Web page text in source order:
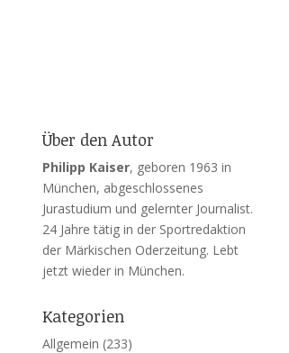
Über den Autor
Philipp Kaiser, geboren 1963 in
München, abgeschlossenes
Jurastudium und gelernter Journalist.
24 Jahre tätig in der Sportredaktion
der Märkischen Oderzeitung. Lebt
jetzt wieder in München.
Kategorien
Allgemein (233)